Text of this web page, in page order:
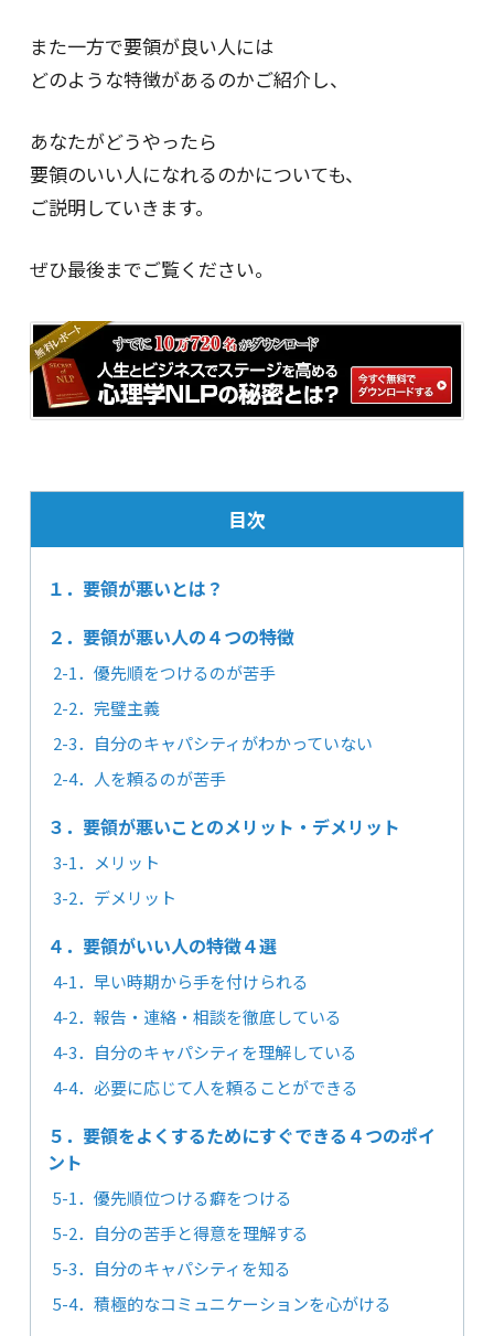
また一方で要領が良い人には
どのような特徴があるのかご紹介し、
あなたがどうやったら
要領のいい人になれるのかについても、
ご説明していきます。
ぜひ最後までご覧ください。
目次
１．要領が悪いとは？
２．要領が悪い人の４つの特徴
2-1．優先順をつけるのが苦手
2-2．完璧主義
2-3．自分のキャパシティがわかっていない
2-4．人を頼るのが苦手
３．要領が悪いことのメリット・デメリット
3-1．メリット
3-2．デメリット
４．要領がいい人の特徴４選
4-1．早い時期から手を付けられる
4-2．報告・連絡・相談を徹底している
4-3．自分のキャパシティを理解している
4-4．必要に応じて人を頼ることができる
５．要領をよくするためにすぐできる４つのポイ
ント
5-1．優先順位つける癖をつける
5-2．自分の苦手と得意を理解する
5-3．自分のキャパシティを知る
5-4．積極的なコミュニケーションを心がける